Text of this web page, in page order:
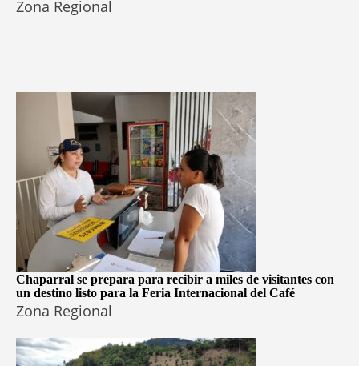
Zona Regional
Chaparral se prepara para recibir a miles de visitantes con
un destino listo para la Feria Internacional del Café
Zona Regional